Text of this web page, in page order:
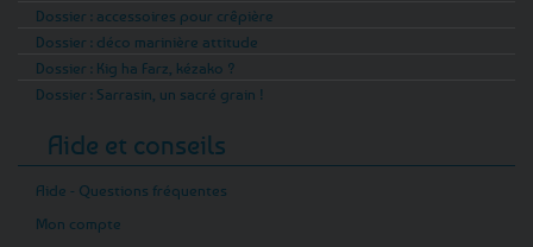
Dossier : accessoires pour crêpière
Dossier : déco marinière attitude
Dossier : Kig ha Farz, kézako ?
Dossier : Sarrasin, un sacré grain !
Aide et conseils
Aide - Questions fréquentes
Mon compte